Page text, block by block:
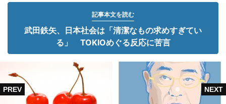
記事本文を読む
武田鉄矢、日本社会は「清潔なもの求めすぎてい
る」 TOKIOめぐる反応に苦言